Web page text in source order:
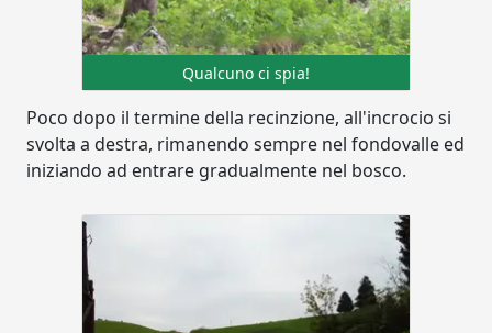
Qualcuno ci spia!
Poco dopo il termine della recinzione, all'incrocio si
svolta a destra, rimanendo sempre nel fondovalle ed
iniziando ad entrare gradualmente nel bosco.